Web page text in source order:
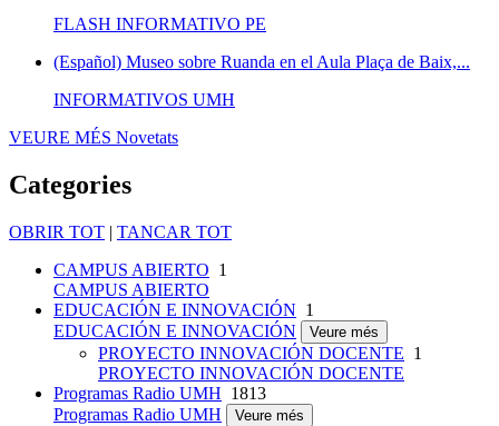
FLASH INFORMATIVO PE
(Español) Museo sobre Ruanda en el Aula Plaça de Baix,...
INFORMATIVOS UMH
VEURE MÉS Novetats
Categories
OBRIR TOT | TANCAR TOT
CAMPUS ABIERTO 1
CAMPUS ABIERTO
EDUCACIÓN E INNOVACIÓN 1
EDUCACIÓN E INNOVACIÓN
Veure més
PROYECTO INNOVACIÓN DOCENTE 1
PROYECTO INNOVACIÓN DOCENTE
Programas Radio UMH 1813
Programas Radio UMH
Veure més